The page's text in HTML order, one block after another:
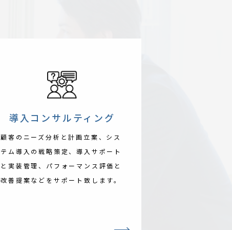
導入コンサルティング
顧客のニーズ分析と計画立案、シス
テム導入の戦略策定、導入サポート
と実装管理、パフォーマンス評価と
改善提案などをサポート致します。